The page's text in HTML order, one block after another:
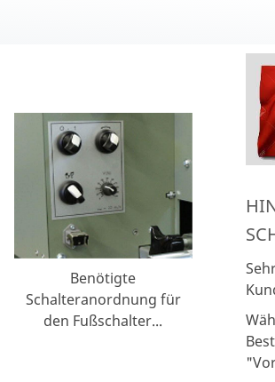
Benötigte
Schalteranordnung für
den Fußschalter...